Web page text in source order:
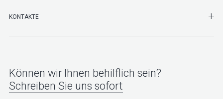
KONTAKTE
Können wir Ihnen behilflich sein?
Schreiben Sie uns sofort